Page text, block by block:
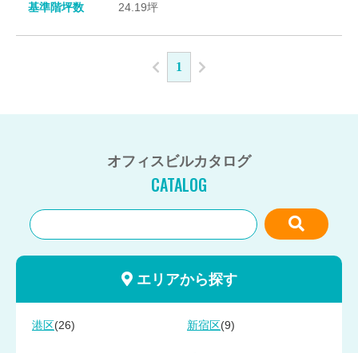
基準階坪数
24.19坪
1
オフィスビルカタログ
CATALOG
エリアから探す
港区 (26) 新宿区 (9)